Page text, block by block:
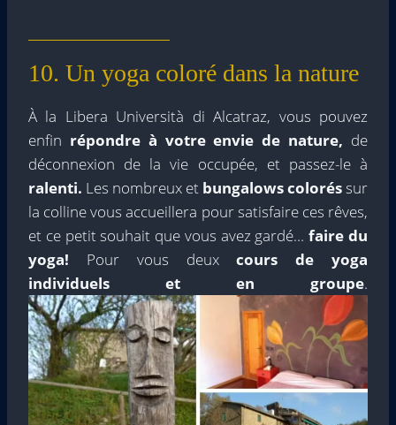
10. Un yoga coloré dans la nature
À la Libera Università di Alcatraz, vous pouvez
enfin répondre à votre envie de nature, de
déconnexion de la vie occupée, et passez-le à
ralenti. Les nombreux et bungalows coloréssur
la colline vous accueillera pour satisfaire ces rêves,
et ce petit souhait que vous avez gardé…faire du
yoga! Pour vous deuxcours de yoga
individuels et en groupe.